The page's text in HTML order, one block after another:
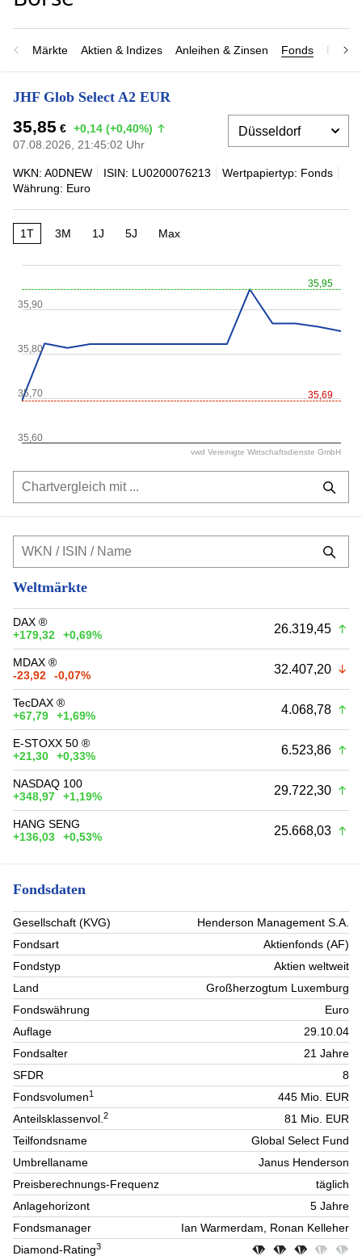
Märkte Aktien & Indizes Anleihen & Zinsen Fonds
JHF Glob Select A2 EUR
35,85 € +0,14 (+0,40%)
07.08.2026, 21:45:02 Uhr
WKN: A0DNEW ISIN: LU0200076213
Wertpapiertyp: Fonds
Währung: Euro
1T 3M 1J 5J Max
35,95
35,69
35,60
35,70
35,80
35,90
vwd Vereinigte Wirtschaftsdienste GmbH
Weltmärkte
DAX ®
+179,32
+0,69% 26.319,45
MDAX ®
-23,92
-0,07% 32.407,20
TecDAX ®
+67,79
+1,69% 4.068,78
E-STOXX 50 ®
+21,30
+0,33% 6.523,86
NASDAQ 100
+348,97
+1,19% 29.722,30
HANG SENG
+136,03
+0,53% 25.668,03
Fondsdaten
Gesellschaft (KVG)
Henderson Management S.A.
Fondsart
Aktienfonds (AF)
Fondstyp
Aktien weltweit
Land
Großherzogtum Luxemburg
Fondswährung
Euro
Auflage
29.10.04
Fondsalter
21 Jahre
SFDR
8
Fondsvolumen1
445 Mio. EUR
Anteilsklassenvol.2
81 Mio. EUR
Teilfondsname
Global Select Fund
Umbrellaname
Janus Henderson
Preisberechnungs-Frequenz
täglich
Anlagehorizont
5 Jahre
Fondsmanager
Ian Warmerdam, Ronan Kelleher
Diamond-Rating3